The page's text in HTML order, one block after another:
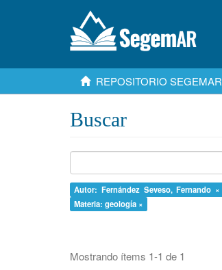
REPOSITORIO SEGEMAR
Buscar
Autor: Fernández Seveso, Fernando ×
Materia: geología ×
Mostrando ítems 1-1 de 1